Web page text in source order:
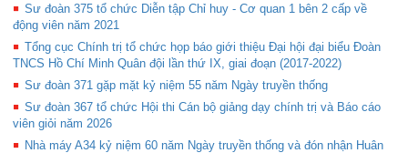
Sư đoàn 375 tổ chức Diễn tập Chỉ huy - Cơ quan 1 bên 2 cấp về
động viên năm 2021
Tổng cục Chính trị tổ chức họp báo giới thiệu Đại hội đại biểu Đoàn
TNCS Hồ Chí Minh Quân đội lần thứ IX, giai đoạn (2017-2022)
Sư đoàn 371 gặp mặt kỷ niệm 55 năm Ngày truyền thống
Sư đoàn 367 tổ chức Hội thi Cán bộ giảng dạy chính trị và Báo cáo
viên giỏi năm 2026
Nhà máy A34 kỷ niệm 60 năm Ngày truyền thống và đón nhận Huân